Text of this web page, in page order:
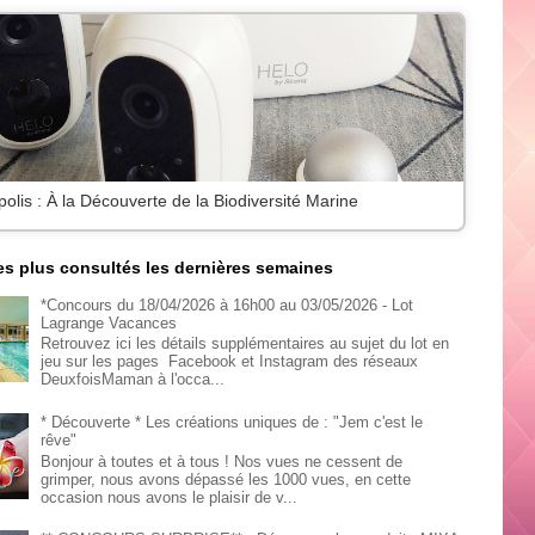
: À la Découverte de la Biodiversité Marine
plus consultés les dernières semaines
*Concours du 18/04/2026 à 16h00 au 03/05/2026 - Lot
Lagrange Vacances
Retrouvez ici les détails supplémentaires au sujet du lot en
jeu sur les pages Facebook et Instagram des réseaux
DeuxfoisMaman à l'occa...
* Découverte * Les créations uniques de : "Jem c'est le
rêve"
Bonjour à toutes et à tous ! Nos vues ne cessent de
grimper, nous avons dépassé les 1000 vues, en cette
occasion nous avons le plaisir de v...